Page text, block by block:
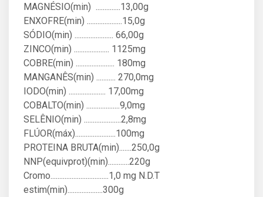
MAGNÉSIO(min) ..............13,00g
ENXOFRE(min) ....................15,0g
SÓDIO(min) ...................... 66,00g
ZINCO(min) .................... 1125mg
COBRE(min) ...................... 180mg
MANGANÊS(min) ........... 270,0mg
IODO(min) ..................... 17,00mg
COBALTO(min) ...................9,0mg
SELÊNIO(min) .....................2,8mg
FLÚOR(máx).......................100mg
PROTEINA BRUTA(min).......250,0g
NNP(equivprot)(min)............220g
Cromo.................................1,0 mg N.D.T
estim(min)....................300g